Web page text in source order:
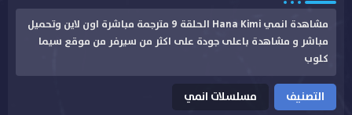
مشاهدة انمي Hana Kimi الحلقة 9 مترجمة مباشرة اون لاين وتحميل
مباشر و مشاهدة باعلى جودة على اكثر من سيرفر من موقع سيما
كلوب
التصنيف
مسلسلات انمي